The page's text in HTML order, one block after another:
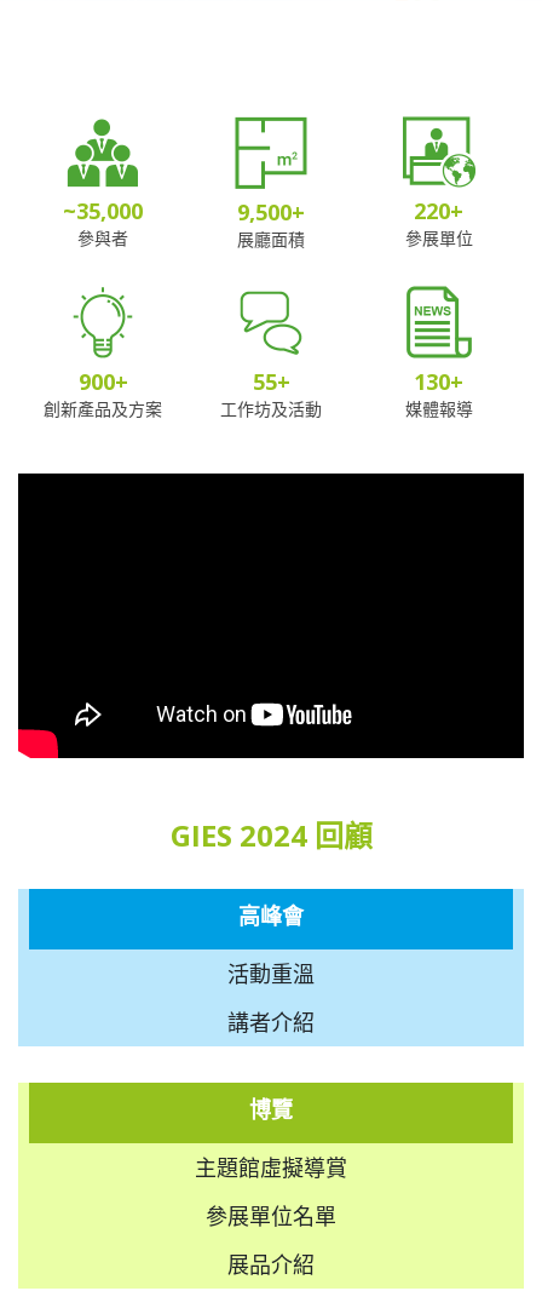
~35,000
參與者
9,500+
展廳面積
220+
參展單位
900+
創新產品及方案
55+
工作坊及活動
130+
媒體報導
GIES 2024 回顧
高峰會
活動重溫
講者介紹
博覽
主題館虛擬導賞
參展單位名單
展品介紹